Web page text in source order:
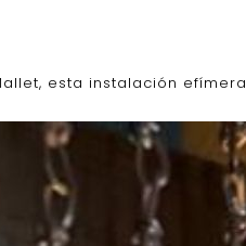
esta instalación efímera